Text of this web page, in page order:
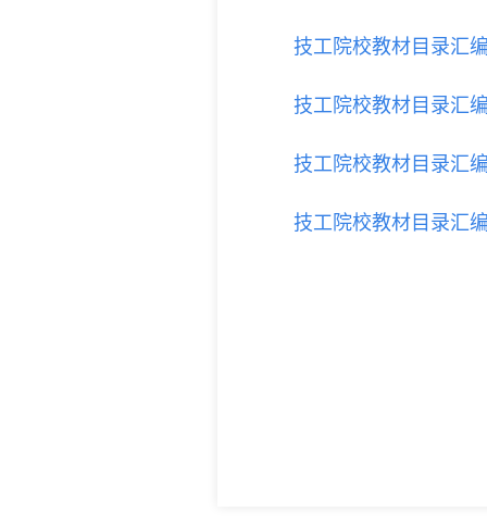
技工院校教材目录汇
技工院校教材目录汇
技工院校教材目录汇
技工院校教材目录汇